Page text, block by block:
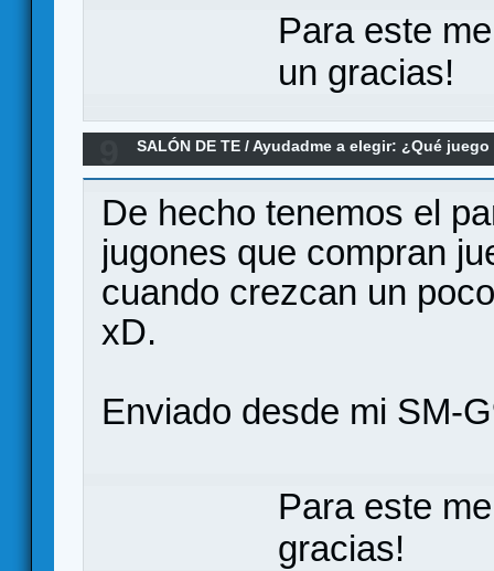
Para este
un gracias!
SALÓN DE TE /Ayudadme a elegir: ¿Qué
De hecho tenemos el
jugones que compran
cuando crezcan un
xD.
Enviado desde mi SM-
Para este
gracias!